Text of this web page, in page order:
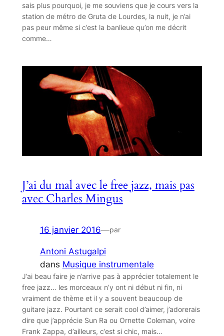
sais plus pourquoi, je me souviens que je cours vers la
station de métro de Gruta de Lourdes, la nuit, je n’ai
pas peur même si c’est la banlieue qu’on me décrit
comme…
J’ai du mal avec le free jazz, mais pas
avec Charles Mingus
16 janvier 2016—par
Antoni Astugalpi
dans Musique instrumentale
J’ai beau faire je n’arrive pas à apprécier totalement le
free jazz… les morceaux n’y ont ni début ni fin, ni
vraiment de thème et il y a souvent beaucoup de
guitare jazz. Pourtant ce serait cool d’aimer, j’adorerais
dire que j’apprécie Sun Ra ou Ornette Coleman, voire
Frank Zappa, d’ailleurs, c’est si chic, mais…